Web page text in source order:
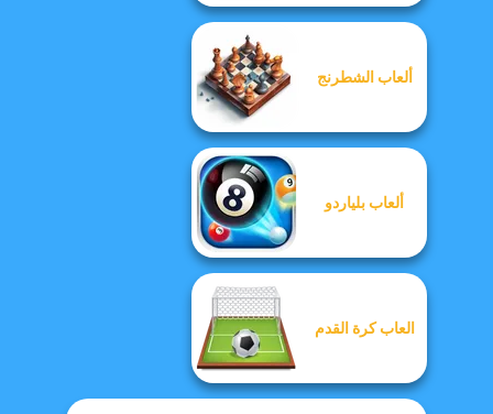
ألعاب الشطرنج
ألعاب بلياردو
العاب كرة القدم